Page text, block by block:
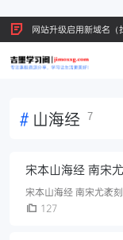
网站升级启用新域名
# 山海经 7
宋本山海经 南宋
宋本山海经 南宋尤袤
127